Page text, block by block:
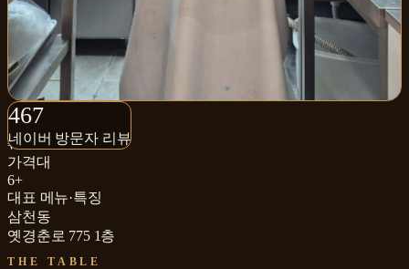
467
네이버 방문자 리뷰
467+
네이버 방문자 리뷰
₩₩
가격대
6+
대표 메뉴·특징
삼천동
옛경춘로 775 1층
THE TABLE